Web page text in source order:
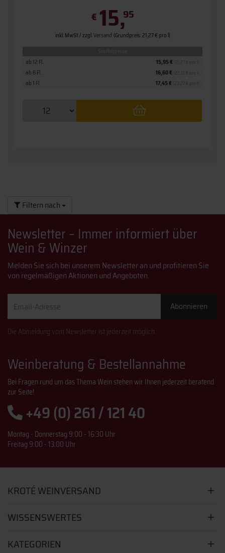
€ 15,95
inkl. MwSt. / zzgl.Versand (Grundpreis: 21,27 € pro l)
ab 1 Fl. 17,45 €
ab 6 Fl. 16,60 €
ab 12 Fl. 15,95 €
Filtern nach
Newsletter – Immer informiert über
Wein & Winzer
Melden Sie sich bei unserem Newsletter an und profitieren Sie
von regelmäßigen Aktionen und Angeboten.
Adresse
Abonnieren
Die Abmeldung vom Newsletter ist jederzeit möglich.
Weinberatung & Bestellannahme
Bei Fragen rund um das Thema Wein stehen wir Ihnen jederzeit beratend
zur Seite!
+49 (0) 261 / 121 40
Montag - Donnerstag 9:00 - 16:30 Uhr
Freitag 9:00 - 13:00 Uhr
KROTÉ WEINVERSAND
WISSENSWERTES
KATEGORIEN